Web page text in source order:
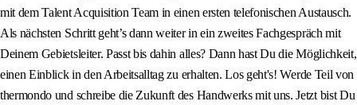
mit dem Talent Acquisition Team in einen ersten telefonischen Austausch.
Als nächsten Schritt geht’s dann weiter in ein zweites Fachgespräch mit
Deinem Gebietsleiter. Passt bis dahin alles? Dann hast Du die Möglichkeit,
einen Einblick in den Arbeitsalltag zu erhalten. Los geht's! Werde Teil von
thermondo und schreibe die Zukunft des Handwerks mit uns. Jetzt bist Du